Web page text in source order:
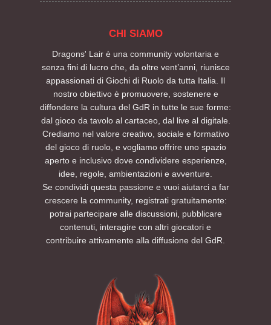
CHI SIAMO
Dragons' Lair è una community volontaria e
senza fini di lucro che, da oltre vent’anni, riunisce
appassionati di Giochi di Ruolo da tutta Italia. Il
nostro obiettivo è promuovere, sostenere e
diffondere la cultura del GdR in tutte le sue forme:
dal gioco da tavolo al cartaceo, dal live al digitale.
Crediamo nel valore creativo, sociale e formativo
del gioco di ruolo, e vogliamo offrire uno spazio
aperto e inclusivo dove condividere esperienze,
idee, regole, ambientazioni e avventure.
Se condividi questa passione e vuoi aiutarci a far
crescere la community, registrati gratuitamente:
potrai partecipare alle discussioni, pubblicare
contenuti, interagire con altri giocatori e
contribuire attivamente alla diffusione del GdR.